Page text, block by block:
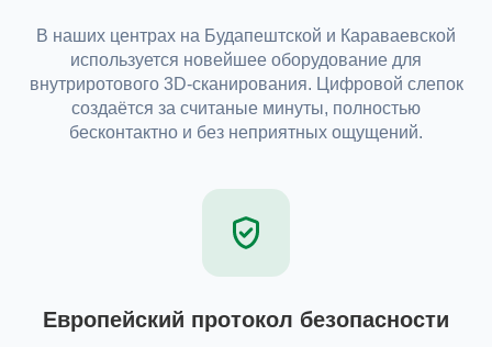
В наших центрах на Будапештской и Караваевской
используется новейшее оборудование для
внутриротового 3D-сканирования. Цифровой слепок
создаётся за считаные минуты, полностью
бесконтактно и без неприятных ощущений.
Европейский протокол безопасности